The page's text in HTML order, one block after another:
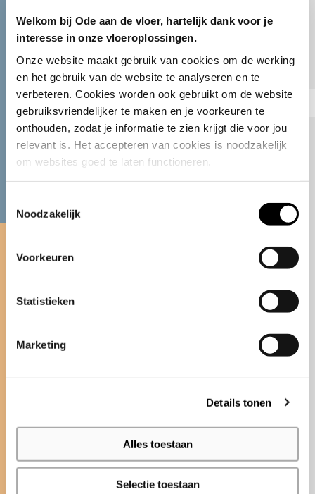
Welkom bij Ode aan de vloer, hartelijk dank voor je
interesse in onze vloeroplossingen.
Onze website maakt gebruik van cookies om de werking
en het gebruik van de website te analyseren en te
verbeteren. Cookies worden ook gebruikt om de website
gebruiksvriendelijker te maken en je voorkeuren te
onthouden, zodat je informatie te zien krijgt die voor jou
relevant is. Het accepteren van cookies is noodzakelijk
om websites goed te laten functioneren.
Noodzakelijk
Voorkeuren
Statistieken
Marketing
Details tonen
Alles toestaan
Selectie toestaan
Bezoek onze Stijlkamer
Een inspirerende ruimte waar design
waar we ons brede assortiment aan
MAAK EEN AFSPRAAK
BEZOEKADRES